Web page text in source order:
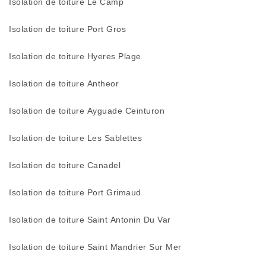
Isolation de toiture Port Gros
Isolation de toiture Hyeres Plage
Isolation de toiture Antheor
Isolation de toiture Ayguade Ceinturon
Isolation de toiture Les Sablettes
Isolation de toiture Canadel
Isolation de toiture Port Grimaud
Isolation de toiture Saint Antonin Du Var
Isolation de toiture Saint Mandrier Sur Mer